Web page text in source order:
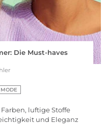
Die Must-haves
MODE
luftige Stoffe
und Eleganz